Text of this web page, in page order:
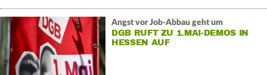
Angst vor Job-Abbau geht um
DGB RUFT ZU 1.MAI-DEMOS IN
HESSEN AUF